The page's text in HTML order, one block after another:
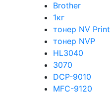
Brother
1кг
тонер NV Print
тонер NVP
HL3040
3070
DCP-9010
MFC-9120